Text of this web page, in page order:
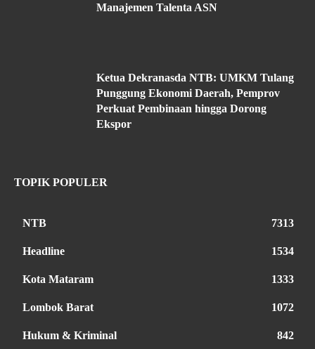
Manajemen Talenta ASN
Ketua Dekranasda NTB: UMKM Tulang
Punggung Ekonomi Daerah, Pemprov
Perkuat Pembinaan hingga Dorong
Ekspor
TOPIK POPULER
NTB 7313
Headline 1534
Kota Mataram 1333
Lombok Barat 1072
Hukum & Kriminal 842